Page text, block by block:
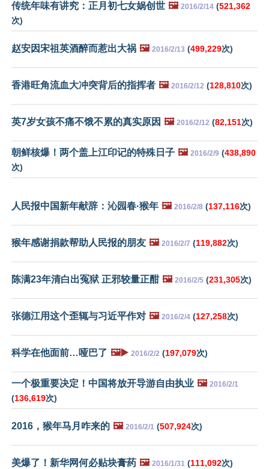
传统年味有讲究：正月初七女娲创世 🖼️ 2016/2/14 (521,362
次)
赵安因宋祖英酒醉而惹出大祸 🖼️ 2016/2/13 (499,229次)
香港旺角流血大冲突背后的指挥者 🖼️ 2016/2/12 (128,810次)
英7岁女孩不痛不饿不累的真实原因 🖼️ 2016/2/12 (82,151次)
朝鲜核爆！两个盖上江印记的特殊日子 🖼️ 2016/2/9 (438,890
次)
人民报中国新年献辞：沁园春·猴年 🖼️ 2016/2/8 (137,116次)
猴年感谢捐款帮助人民报的朋友 🖼️ 2016/2/7 (119,882次)
陈满23年清白出冤狱 正邪较量正酣 🖼️ 2016/2/5 (231,305次)
张德江用这个歪辄与习近平作对 🖼️ 2016/2/4 (127,258次)
科学在他面前…哑巴了 🖼️▶️ 2016/2/2 (197,079次)
一个极重要决定！中国将放开导游自由执业 🖼️ 2016/2/1
(136,619次)
2016，猴年马月咋来的 🖼️ 2016/2/1 (507,924次)
美爆了！新华网何必贴块膏药 🖼️ 2016/1/31 (111,092次)